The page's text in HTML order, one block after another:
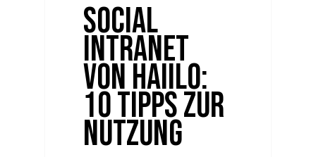
Social
Intranet
von Haiilo:
10 Tipps zur
Nutzung